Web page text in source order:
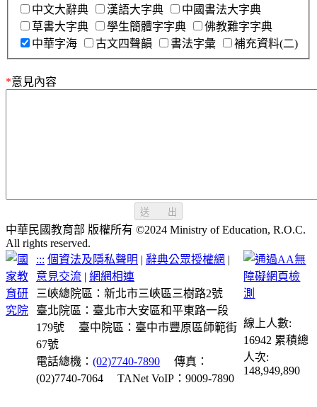
中文大辭典
漢語大字典
中國書法大字典
草書大字典
學生簡體字字典
佛教難字字典
中華字海
古文四聲韻 書法字彙 補充資料(二)
*意見內容
送 出
中華民國教育部 版權所有 ©2024 Ministry of Education, R.O.C.
All rights reserved.
::: 個資法及隱私聲明 | 辭典公眾授權網 |
意見交流 |網網相連
三峽總院區：新北市三峽區三樹路2號
臺北院區：臺北市大安區和平東路一段
179號
臺中院區：臺中市豐原區師範街
67號
電話總機：(02)7740-7890
傳真：
(02)7740-7064
TANet VoIP：9009-7890
線上人數:
16942 累積總
人次:
148,949,890